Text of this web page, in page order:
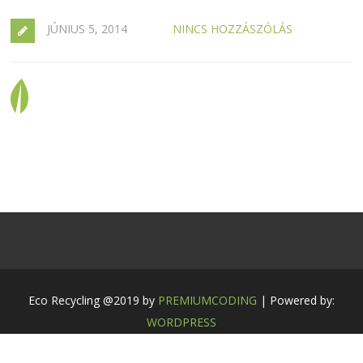
JÚNIUS 5, 2014 NINCS HOZZÁSZÓLÁS
Eco Recycling @2019 by PREMIUMCODING | Powered by:
WORDPRESS